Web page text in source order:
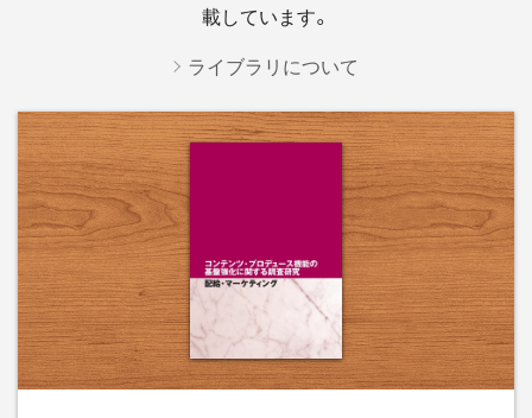
載しています。
ライブラリについて